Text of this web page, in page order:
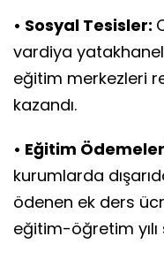
• Sosyal Tesisler:
vardiya
eğitim merkezleri
kazandı.
• Eğitim
kurumlarda
ödenen ek ders
eğitim-öğretim yılı